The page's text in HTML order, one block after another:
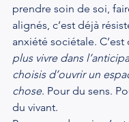
prendre soin de soi,
alignés, c’est déjà
anxiété sociétale. C’est
plus vivre dans
choisis d’ouvrir un
chose. Pour du sens.
du vivant.